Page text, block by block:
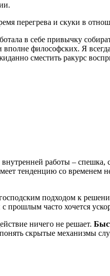
перегрева и скуки в
в себе привычку
философских. Я
сместить ракурс
работы –
тенденцию со временем
подходом к
часто хочется
ничего не решает.
скрытые механизмы